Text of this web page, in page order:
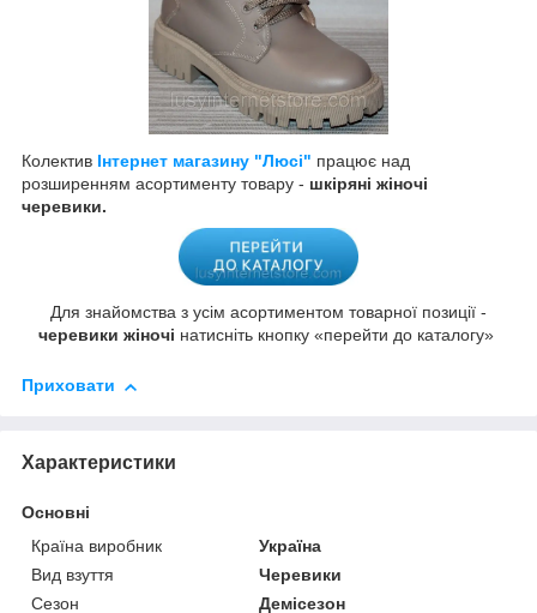
Колектив Інтернет магазину "Люсі" працює над
розширенням асортименту товару - шкіряні жіночі
черевики.
Для знайомства з усім асортиментом товарної позиції -
черевики жіночі натисніть кнопку «перейти до каталогу»
Приховати
Характеристики
Основні
Країна виробник
Україна
Вид взуття
Черевики
Сезон
Демісезон